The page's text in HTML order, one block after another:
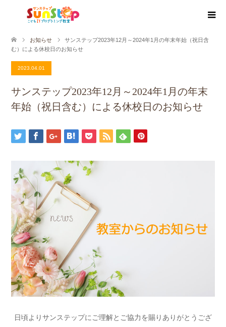
お知らせ
サンステップ2023年12月～2024年1月の年末年始（祝日含
む）による休校日のお知らせ
2023.04.01
サンステップ2023年12月～2024年1月の年末
年始（祝日含む）による休校日のお知らせ
日頃よりサンステップにご理解とご協力を賜りありがとうござ